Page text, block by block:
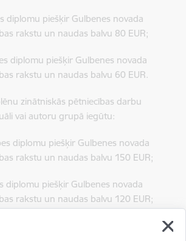
diplomu piešķir Gulbenes novada
rakstu un naudas balvu 80 EUR;
diplomu piešķir Gulbenes novada
rakstu un naudas balvu 60 EUR.
zinātniskās pētniecības darbu
vai autoru grupā iegūtu:
diplomu piešķir Gulbenes novada
rakstu un naudas balvu 150 EUR;
diplomu piešķir Gulbenes novada
rakstu un naudas balvu 120 EUR;